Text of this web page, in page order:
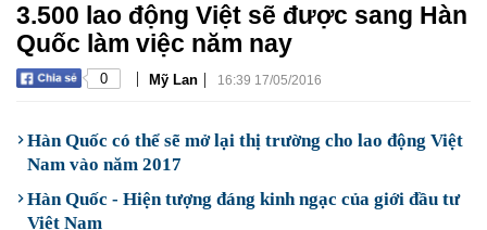
3.500 lao động Việt sẽ được sang Hàn
Quốc làm việc năm nay
0 | Mỹ Lan | 16:39 17/05/2016
Hàn Quốc có thể sẽ mở lại thị trường cho lao động Việt
Nam vào năm 2017
Hàn Quốc - Hiện tượng đáng kinh ngạc của giới đầu tư
Việt Nam